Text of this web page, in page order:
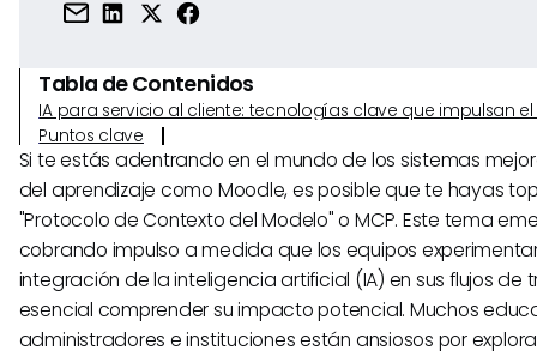
Tabla de Contenidos
IA para servicio al cliente: tecnologías clave que impulsan
Puntos clave
Si te estás adentrando en el mundo de los sistemas
del aprendizaje como Moodle, es posible que te hayas
"Protocolo de Contexto del Modelo" o MCP. Este tema
cobrando impulso a medida que los equipos
integración de la inteligencia artificial (IA) en sus flujos de
esencial comprender su impacto potencial. Muchos
administradores e instituciones están ansiosos por